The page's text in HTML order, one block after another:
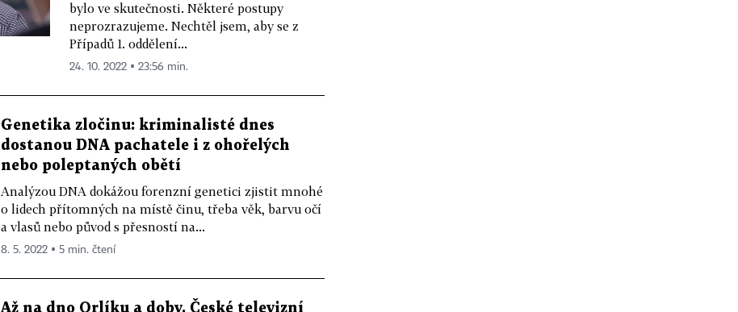
bylo ve skutečnosti. Některé postupy
neprozrazujeme. Nechtěl jsem, aby se z
Případů 1. oddělení...
24. 10. 2022 ▪ 23:56 min.
Genetika zločinu: kriminalisté dnes
dostanou DNA pachatele i z ohořelých
nebo poleptaných obětí
Analýzou DNA dokážou forenzní genetici zjistit mnohé
o lidech přítomných na místě činu, třeba věk, barvu očí
a vlasů nebo původ s přesností na...
8. 5. 2022 ▪ 5 min. čtení
Až na dno Orlíku a doby. České televizní